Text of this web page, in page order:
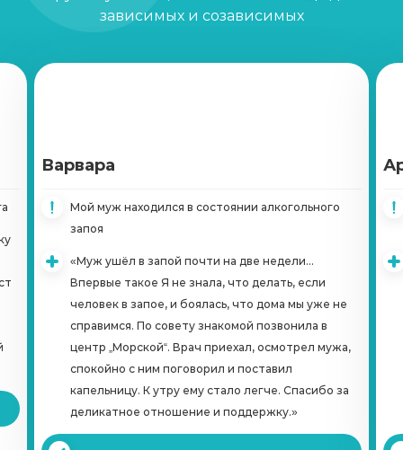
от 4 500 ₽ Записаться
от 6 500 ₽ Записаться
от 22 000 ₽
Кодирование Налтрексоном
Справка о кодировке
от 1 000 ₽ Записаться
Вшивание Эспераль
зависимых и созависимых
Варвара
Мой муж находился в состоянии алкогольного
запоя
«Муж ушёл в запой почти на две недели...
Впервые такое Я не знала, что делать, если
человек в запое, и боялась, что дома мы уже не
справимся. По совету знакомой позвонила в
центр „Морской“. Врач приехал, осмотрел мужа,
спокойно с ним поговорил и поставил
капельницу. К утру ему стало легче. Спасибо за
деликатное отношение и поддержку.»